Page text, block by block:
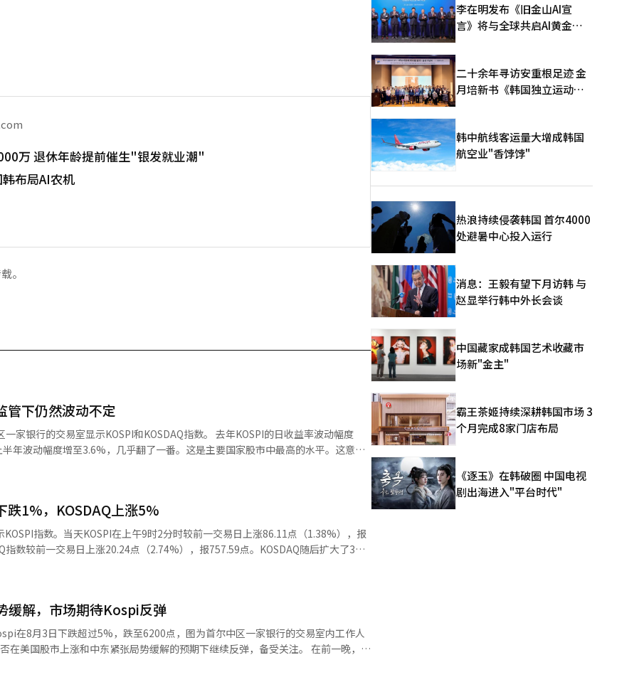
万 退休年龄提前催生"银发就业潮"
布局AI农机
。
管下仍然波动不定
室显示KOSPI和KOSDAQ指数。 去年KOSPI的日收益率波动幅度
半年波动幅度增至3.6%，几乎翻了一番。这是主要国家股市中最高的水平。这意味
较多。单一股票杠杆（以下简称“单杠”）被认为是导致波动性加大的主要原因。
资本市场研究院的数据显示，今年上半年KOSPI的日收益率波动性为3.6%，是去
资本市场研究院分析的36个国家股市中最高的水平。日本股市（TOPIX）波动性
1.5%，而台湾加权指数则从1.5%小幅上升至1.8%。甚至美国S&P500指数的波动
的急剧下跌或上涨的日子达到了15个交易日。7月18日（下跌10.84%）和7月31
7月30日以来的6个交易日中，指数出现4%以上的急剧下跌或上涨的情况发生了
下跌301.88点（-4.58%），报6296.38。前一天“单杠”16个产品的交易额首次跌
力士的“独木桥”问题？ 市场上对导致股市波
质疑。资本市场研究院的高级研究员金俊锡和张根赫在一份关于“股票市场波动
过度依赖三星电子和SK海力士等两大股票的“独木桥”股市结构是波动性的原因。
跌1%，KOSDAQ上涨5%
指数。当天KOSPI在上午9时2分时较前一交易日上涨86.11点（1.38%），报
指数较前一交易日上涨20.24点（2.74%），报757.59点。KOSDAQ随后扩大了3%
1.74%）等股票上涨。相对而言，三星生命（下跌5.91%）、三星电子（下跌
）、三星电机（下跌2.79%）、现代汽车（下跌2.42%）、SK广场（下跌
证券的研究员韩志英表示：“今天
缓解，市场期待Kospi反弹
在8月3日下跌超过5%，跌至6200点，图为首尔中区一家银行的交易室内工作人
（当地时间），道琼斯工业平均指数上涨693.38点（1.32%），收于53378.41
李在明发布《旧金山AI宣
言》将与全球共启AI黄金时
二十余年寻访安重根足迹 金
月培新书《韩国独立运动圣
韩中航线客运量大增成韩国
航空业"香饽饽"
热浪持续侵袭韩国 首尔4000
处避暑中心投入运行
消息：王毅有望下月访韩 与
赵显举行韩中外长会谈
中国藏家成韩国艺术收藏市
场新"金主"
霸王茶姬持续深耕韩国市场 3
个月完成8家门店布局
《逐玉》在韩破圈 中国电视
剧出海进入"平台时代"